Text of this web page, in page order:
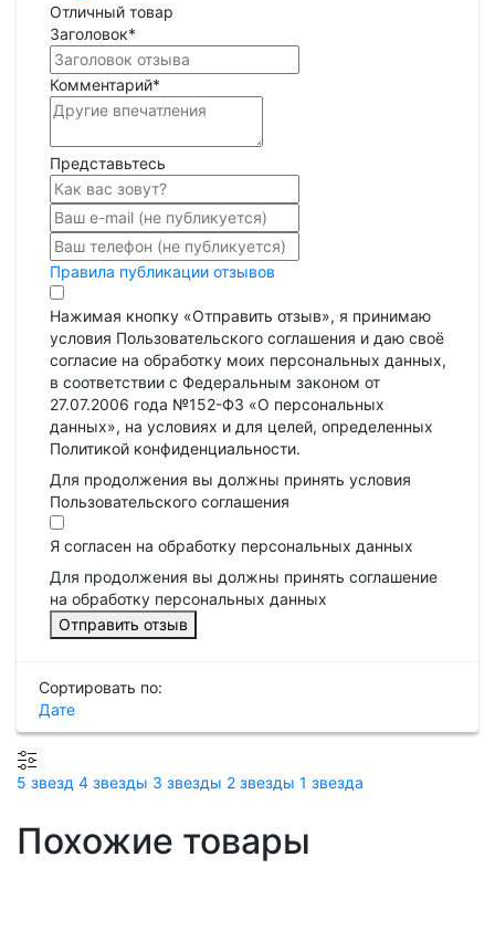
Отличный товар
Заголовок*
Комментарий*
Представьтесь
Правила публикации отзывов
Нажимая кнопку «Отправить отзыв», я принимаю
условия Пользовательского соглашения и даю своё
согласие на обработку моих персональных данных,
в соответствии с Федеральным законом от
27.07.2006 года №152-ФЗ «О персональных
данных», на условиях и для целей, определенных
Политикой конфиденциальности.
Для продолжения вы должны принять условия
Пользовательского соглашения
Я согласен на обработку персональных данных
Для продолжения вы должны принять соглашение
на обработку персональных данных
Отправить отзыв
Сортировать по:
Дате
5 звезд 4 звезды 3 звезды 2 звезды 1 звезда
Похожие товары